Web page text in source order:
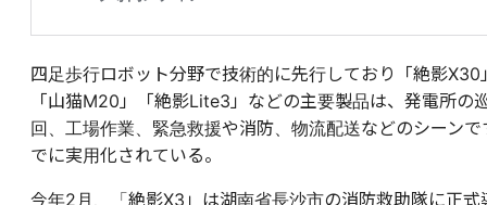
四足歩行ロボット分野で技術的に先行しており「絶影X30
「山猫M20」「絶影Lite3」などの主要製品は、発電所の
回、工場作業、緊急救援や消防、物流配送などのシーンで
でに実用化されている。
今年2月、「絶影X3」は湖南省長沙市の消防救助隊に正式